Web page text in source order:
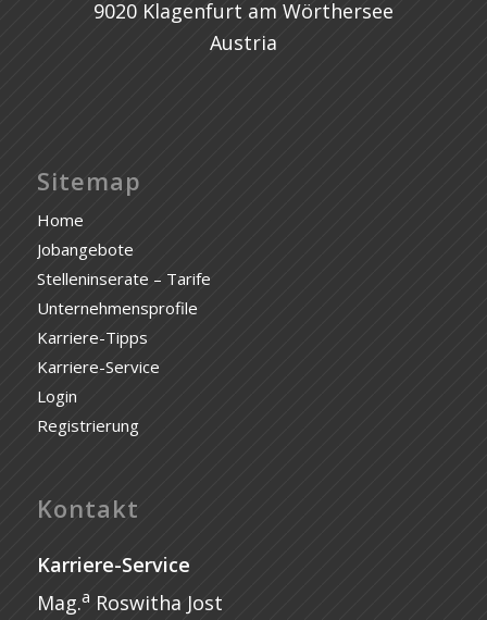
9020 Klagenfurt am Wörthersee
Austria
Sitemap
Home
Jobangebote
Stelleninserate – Tarife
Unternehmensprofile
Karriere-Tipps
Karriere-Service
Login
Registrierung
Kontakt
Karriere-Service
Mag.a Roswitha Jost